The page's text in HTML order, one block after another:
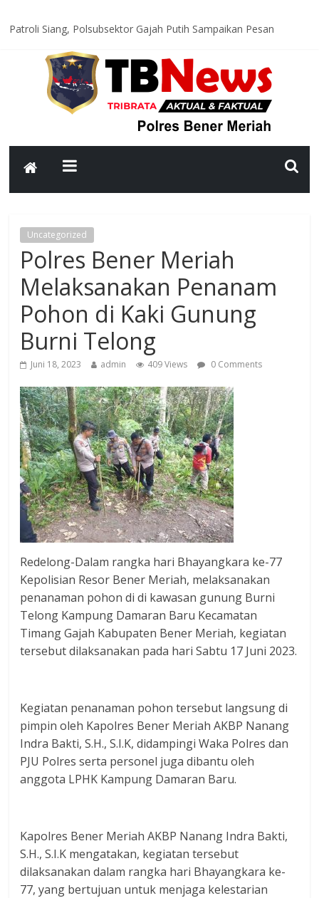
Patroli Siang, Polsubsektor Gajah Putih Sampaikan Pesan
Cegah Balap Liar dan Kecelakaan, Satlantas Polres Bener Meriah
Intensifkan Patroli Malam
Bujang Beru Gayo 2026 Resmi Dinobatkan, Generasi Muda Jadi
Garda Budaya Bener Meriah
Polres Bener Meriah Tingkatkan Patroli KRYD, Jaga Kamtibmas
Pesan Kamtibmas
Uncategorized
Polres Bener Meriah
Melaksanakan Penanam
Pohon di Kaki Gunung
Burni Telong
Juni 18, 2023 admin 409 Views 0 Comments
Redelong-Dalam rangka hari Bhayangkara ke-77
Kepolisian Resor Bener Meriah, melaksanakan
penanaman pohon di di kawasan gunung Burni
Telong Kampung Damaran Baru Kecamatan
Timang Gajah Kabupaten Bener Meriah, kegiatan
tersebut dilaksanakan pada hari Sabtu 17 Juni 2023.
Kegiatan penanaman pohon tersebut langsung di
pimpin oleh Kapolres Bener Meriah AKBP Nanang
Indra Bakti, S.H., S.I.K, didampingi Waka Polres dan
PJU Polres serta personel juga dibantu oleh
anggota LPHK Kampung Damaran Baru.
Kapolres Bener Meriah AKBP Nanang Indra Bakti,
S.H., S.I.K mengatakan, kegiatan tersebut
dilaksanakan dalam rangka hari Bhayangkara ke-
77, yang bertujuan untuk menjaga kelestarian